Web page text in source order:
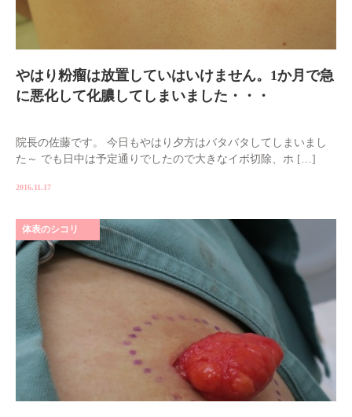
やはり粉瘤は放置していはいけません。1か月で急
に悪化して化膿してしまいました・・・
院長の佐藤です。 今日もやはり夕方はバタバタしてしまいまし
た～ でも日中は予定通りでしたので大きなイボ切除、ホ […]
2016.11.17
体表のシコリ